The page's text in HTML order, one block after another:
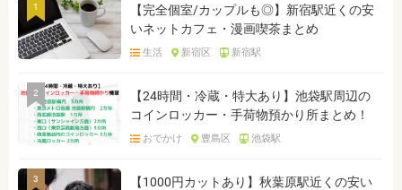
1
【完全個室/カップルも◎】新宿駅近くの安
いネットカフェ・漫画喫茶まとめ
生活 新宿区 新宿駅
2
【24時間・冷蔵・特大あり】池袋駅周辺の
コインロッカー・手荷物預かり所まとめ！
おでかけ 豊島区 池袋駅
3
【1000円カットあり】秋葉原駅近くの安い